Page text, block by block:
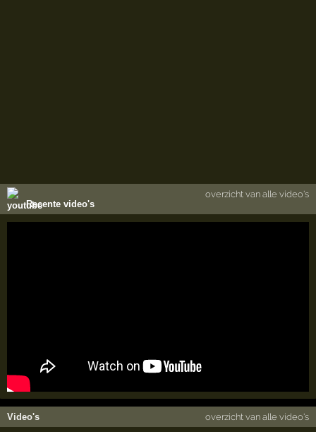
Recente video's
overzicht van alle video's
Video's overzicht van alle video's